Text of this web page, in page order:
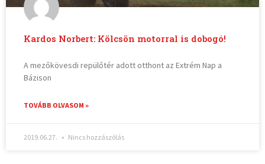
Kardos Norbert: Kölcsön motorral is dobogó!
A mezőkövesdi repülőtér adott otthont az Extrém Nap a
Bázison
TOVÁBB OLVASOM »
2019.06.27. Nincs hozzászólás